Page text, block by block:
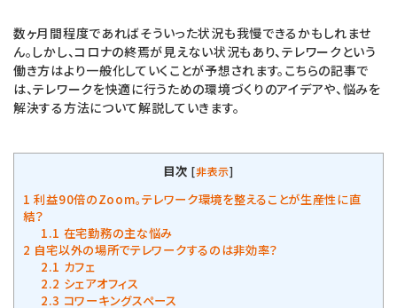
数ヶ月間程度であればそういった状況も我慢できるかもしれませ
ん。しかし、コロナの終焉が見えない状況もあり、テレワークという
働き方はより一般化していくことが予想されます。こちらの記事で
は、テレワークを快適に行うための環境づくりのアイデアや、悩みを
解決する方法について解説していきます。
目次 [非表示]
1 利益90倍のZoom。テレワーク環境を整えることが生産性に直
結？
1.1 在宅勤務の主な悩み
2 自宅以外の場所でテレワークするのは非効率？
2.1 カフェ
2.2 シェアオフィス
2.3 コワーキングスペース